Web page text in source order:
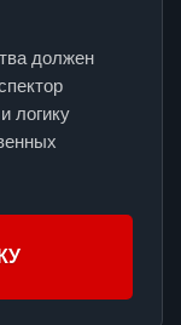
должен
логику